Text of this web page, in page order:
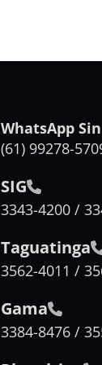
WhatsApp
(61) 99278-
SIG
3343-4200 /
Taguatinga
3562-4011 /
Gama
3384-8476 /